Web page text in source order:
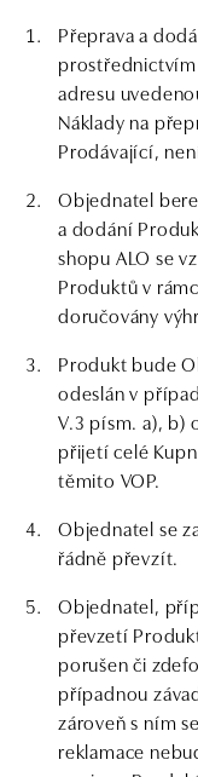
Přeprava a
adresu
Náklady na
Prodávající,
Objednatel
a dodání
shopu ALO se
Produktů v
doručovány
Produkt bude
odeslán v
V.3 písm. a), b)
přijetí celé
těmito VOP.
Objednatel se
řádně převzít.
Objednatel,
převzetí
porušen či
případnou
zároveň s ním
reklamace